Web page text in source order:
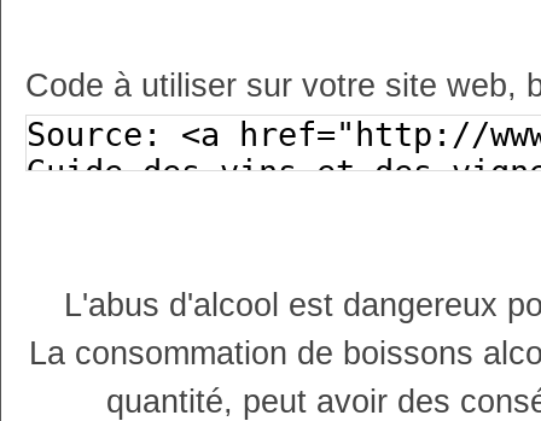
Code à utiliser sur votre site web,
L'abus d'alcool est dangereux
La consommation de boissons
quantité, peut avoir des